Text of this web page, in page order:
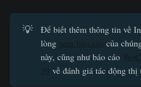
💡
Để biết thêm thông tin về
lòng xem báo cáo của
này, cũng như báo cáo
39 về đánh giá tác động thị